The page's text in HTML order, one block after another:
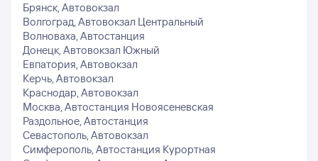
Брянск, Автовокзал
Волгоград, Автовокзал Центральный
Волноваха, Автостанция
Донецк, Автовокзал Южный
Евпатория, Автовокзал
Керчь, Автовокзал
Краснодар, Автовокзал
Москва, Автостанция Новоясеневская
Раздольное, Автостанция
Севастополь, Автовокзал
Симферополь, Автостанция Курортная